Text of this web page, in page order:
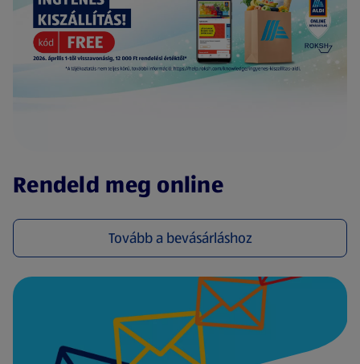
Rendeld meg online
Tovább a bevásárláshoz
(új oldalon nyílik meg)